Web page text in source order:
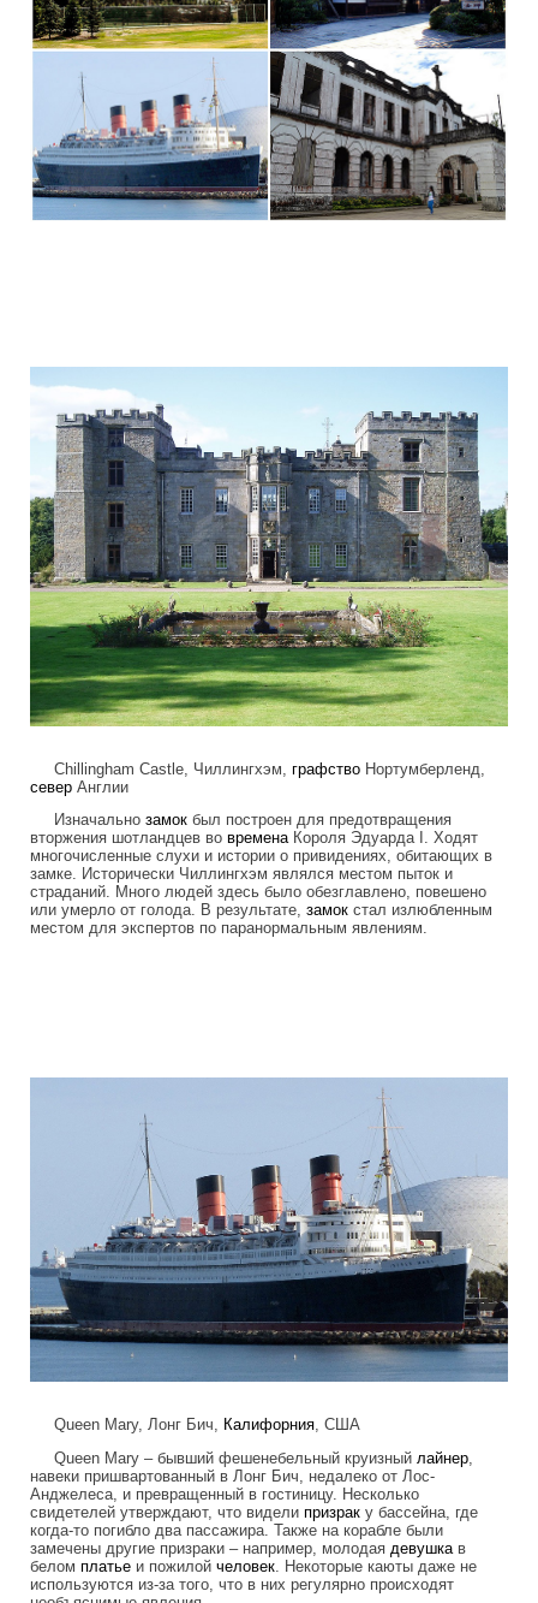
Chillingham Castle, Чиллингхэм, графство Нортумберленд,
север Англии
Изначально замок был построен для предотвращения
вторжения шотландцев во временаКороля Эдуарда I. Ходят
многочисленные слухи и истории о привидениях, обитающих в
замке. Исторически Чиллингхэм являлся местом пыток и
страданий. Много людей здесь было обезглавлено, повешено
или умерло от голода. В результате, замок стал излюбленным
местом для экспертов по паранормальным явлениям.
Queen Mary, Лонг Бич, Калифорния, США
Queen Mary – бывший фешенебельный круизный лайнер,
навеки пришвартованный в Лонг Бич, недалеко от Лос-
Анджелеса, и превращенный в гостиницу. Несколько
свидетелей утверждают, что видели призрак у бассейна, где
когда-то погибло два пассажира. Также на корабле были
замечены другие призраки – например, молодая девушкав
белом платье и пожилой человек. Некоторые каюты даже не
используются из-за того, что в них регулярно происходят